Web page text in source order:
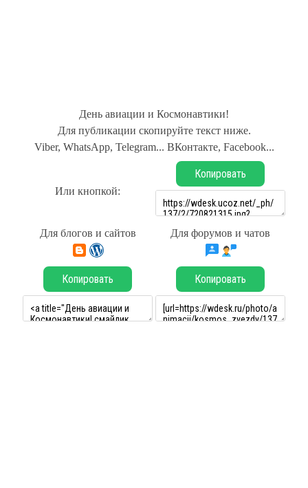
День авиации и Космонавтики!
Для публикации скопируйте текст ниже.
Viber, WhatsApp, Telegram... ВКонтакте, Facebook...
Или кнопкой:
Копировать
Для блогов и сайтов Для форумов и чатов
Копировать Копировать